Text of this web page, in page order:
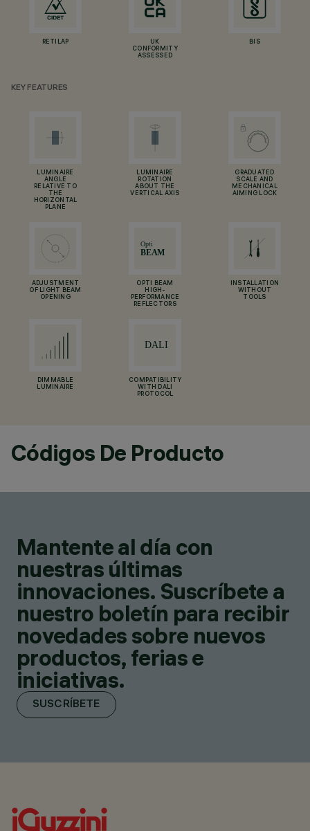
RETILAP
UK
CONFORMITY
ASSESSED
BIS
KEY FEATURES
LUMINAIRE
ANGLE
RELATIVE TO
THE
HORIZONTAL
PLANE
LUMINAIRE
ROTATION
ABOUT THE
VERTICAL AXIS
GRADUATED
SCALE AND
MECHANICAL
AIMING LOCK
ADJUSTMENT
OF LIGHT BEAM
OPENING
OPTI BEAM
HIGH-
PERFORMANCE
REFLECTORS
INSTALLATION
WITHOUT
TOOLS
DIMMABLE
LUMINAIRE
COMPATIBILITY
WITH DALI
PROTOCOL
Códigos De Producto
Mantente al día con
nuestras últimas
innovaciones. Suscríbete a
nuestro boletín para recibir
novedades sobre nuevos
productos, ferias e
iniciativas.
SUSCRÍBETE